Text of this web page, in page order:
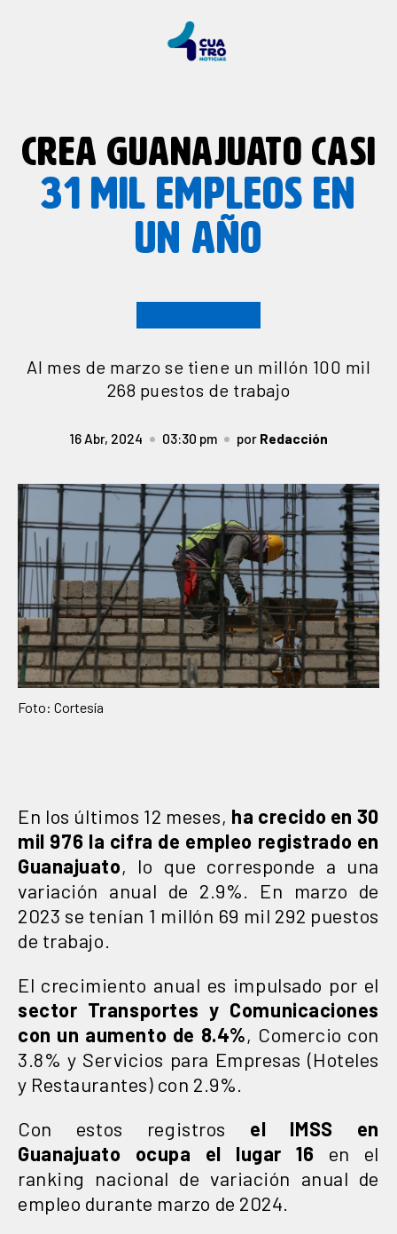
CREA GUANAJUATO CASI
31 MIL EMPLEOS EN
UN AÑO
Al mes de marzo se tiene un millón 100 mil
268 puestos de trabajo
16 Abr, 2024 03:30 pm por Redacción
Foto: Cortesía
En los últimos 12 meses, ha crecido en 30
mil 976 la cifra de empleo registrado en
Guanajuato, lo que corresponde a una
variación anual de 2.9%. En marzo de
2023 se tenían 1 millón 69 mil 292 puestos
de trabajo.
El crecimiento anual es impulsado por el
sector Transportes y Comunicaciones
con un aumento de 8.4%, Comercio con
3.8% y Servicios para Empresas (Hoteles
y Restaurantes) con 2.9%.
Con estos registros el IMSS en
Guanajuato ocupa el lugar 16 en el
ranking nacional de variación anual de
empleo durante marzo de 2024.